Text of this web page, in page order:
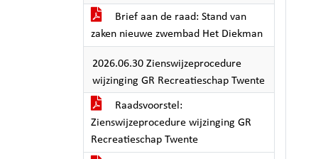
Brief aan de raad: Stand van
zaken nieuwe zwembad Het Diekman
2026.06.30 Zienswijzeprocedure
wijzinging GR Recreatieschap Twente
Raadsvoorstel:
Zienswijzeprocedure wijzinging GR
Recreatieschap Twente